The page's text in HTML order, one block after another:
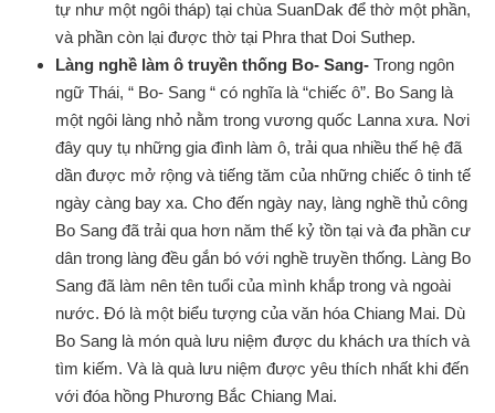
tự như một ngôi tháp) tại chùa SuanDak để thờ một phần,
và phần còn lại được thờ tại Phra that Doi Suthep.
Làng nghề làm ô truyền thống Bo- Sang- Trong ngôn
ngữ Thái, “ Bo- Sang “ có nghĩa là “chiếc ô”. Bo Sang là
một ngôi làng nhỏ nằm trong vương quốc Lanna xưa. Nơi
đây quy tụ những gia đình làm ô, trải qua nhiều thế hệ đã
dần được mở rộng và tiếng tăm của những chiếc ô tinh tế
ngày càng bay xa. Cho đến ngày nay, làng nghề thủ công
Bo Sang đã trải qua hơn năm thế kỷ tồn tại và đa phần cư
dân trong làng đều gắn bó với nghề truyền thống. Làng Bo
Sang đã làm nên tên tuổi của mình khắp trong và ngoài
nước. Đó là một biểu tượng của văn hóa Chiang Mai. Dù
Bo Sang là món quà lưu niệm được du khách ưa thích và
tìm kiếm. Và là quà lưu niệm được yêu thích nhất khi đến
với đóa hồng Phương Bắc Chiang Mai.